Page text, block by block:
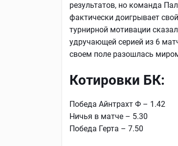
результатов, но команда
фактически доигрывает
турнирной мотивации
удручающей серией из 6
своем поле разошлась
Котировки БК:
Победа Айнтрахт Ф – 1.42
Ничья в матче – 5.30
Победа Герта – 7.50